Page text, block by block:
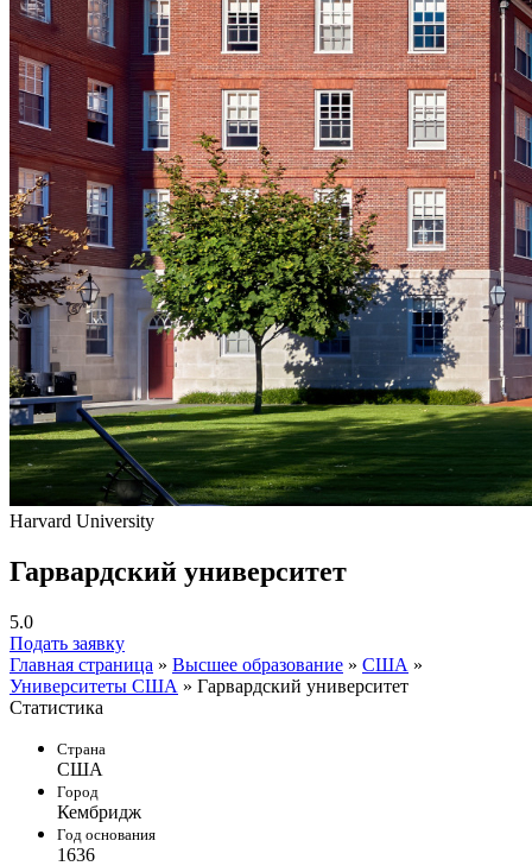
Harvard University
Гарвардский университет
5.0
Подать заявку
Главная страница » Высшее образование » США »
Университеты США » Гарвардский университет
Статистика
Страна
США
Город
Кембридж
Год основания
1636